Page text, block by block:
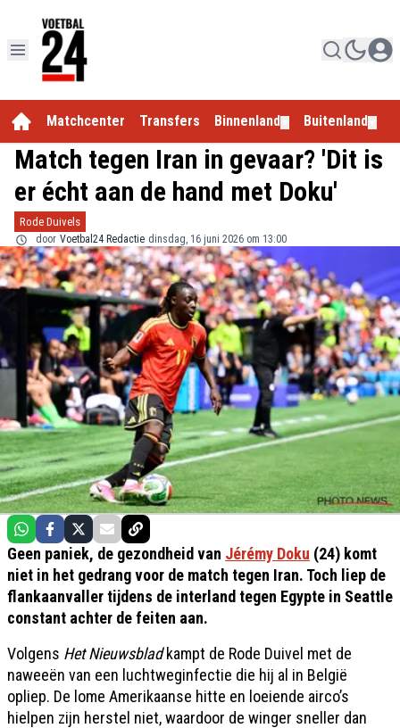
Matchcenter Transfers Binnenland Buitenland
Match tegen Iran in gevaar? 'Dit is
er écht aan de hand met Doku'
Rode Duivels
door Voetbal24 Redactie dinsdag, 16 juni 2026 om 13:00
Geen paniek, de gezondheid van Jérémy Doku (24) komt
niet in het gedrang voor de match tegen Iran. Toch liep de
flankaanvaller tijdens de interland tegen Egypte in Seattle
constant achter de feiten aan.
Volgens Het Nieuwsbladkampt de Rode Duivel met de
naweeën van een luchtweginfectie die hij al in België
opliep. De lome Amerikaanse hitte en loeiende airco’s
hielpen zijn herstel niet, waardoor de winger sneller dan